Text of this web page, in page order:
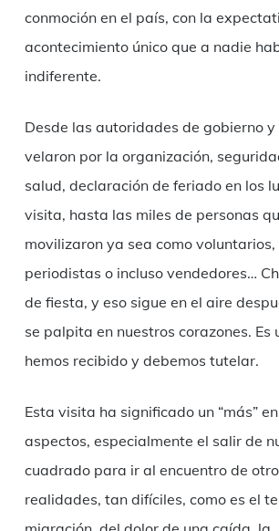
conmoción en el país, con la
acontecimiento único que a nadie
indiferente.
Desde las autoridades de gobierno y
velaron por la organización,
salud, declaración de feriado en los
visita, hasta las miles de personas
movilizaron ya sea como
periodistas o incluso vendedores…
de fiesta, y eso sigue en el aire
se palpita en nuestros corazones. Es
hemos recibido y debemos tutelar.
Esta visita ha significado un “más”
aspectos, especialmente el salir de
cuadrado para ir al encuentro de
realidades, tan difíciles, como es el